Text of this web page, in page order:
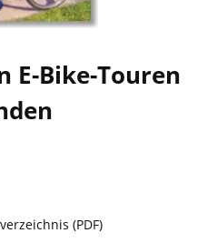
E-Bike-Touren
(PDF)